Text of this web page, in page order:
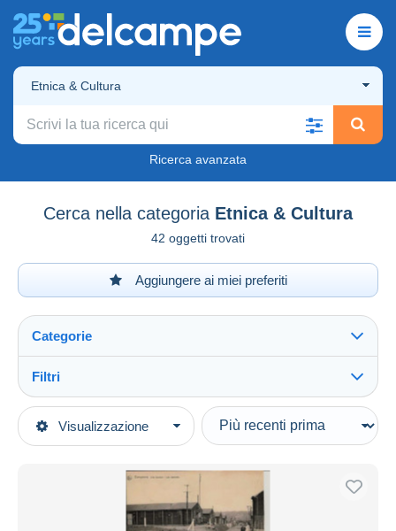
Etnica & Cultura
Ricerca avanzata
Cerca nella categoria Etnica & Cultura
42 oggetti trovati
Aggiungere ai miei preferiti
Visualizzazione
Categorie
Categorie principali
Filtri
Tipo di vendita
In corso
Prezzo fisso
Aste senza offerte